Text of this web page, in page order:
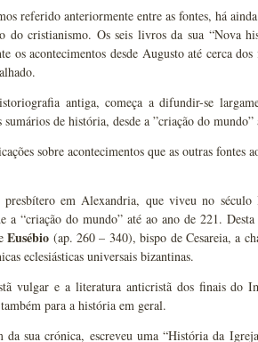
referido anteriormente entre as fontes, há
do cristianismo. Os seis livros da sua “Nova
os acontecimentos desde Augusto até cerca
antiga, começa a difundir-se
de história, desde a ”criação do
sobre acontecimentos que as outras
presbítero em Alexandria, que viveu no
a “criação do mundo” até ao ano de 221.
Eusébio (ap. 260 – 340), bispo de Cesareia, a
eclesiásticas universais bizantinas.
vulgar e a literatura anticristã dos finais do
para a história em geral.
da sua crónica, escreveu uma “História da